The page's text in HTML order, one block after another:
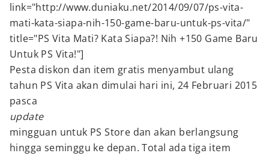
link="http://www.duniaku.net/2014/09/07/ps-vita-
mati-kata-siapa-nih-150-game-baru-untuk-ps-vita/"
title="PS Vita Mati? Kata Siapa?! Nih +150 Game Baru
Untuk PS Vita!"]
Pesta diskon dan item gratis menyambut ulang
tahun PS Vita akan dimulai hari ini, 24 Februari 2015
pasca
update
mingguan untuk PS Store dan akan berlangsung
hingga seminggu ke depan. Total ada tiga item